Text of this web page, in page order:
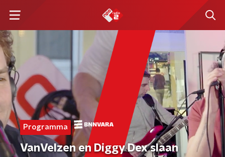
Programma
VanVelzen en Diggy Dex slaan